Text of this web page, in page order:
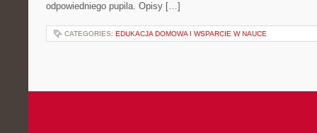
odpowiedniego pupila. Opisy […]
CATEGORIES: EDUKACJA DOMOWA I WSPARCIE W NAUCE